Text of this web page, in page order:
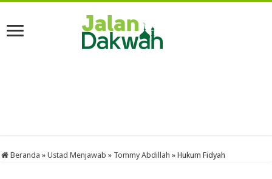
Beranda » Ustad Menjawab » Tommy Abdillah » Hukum Fidyah